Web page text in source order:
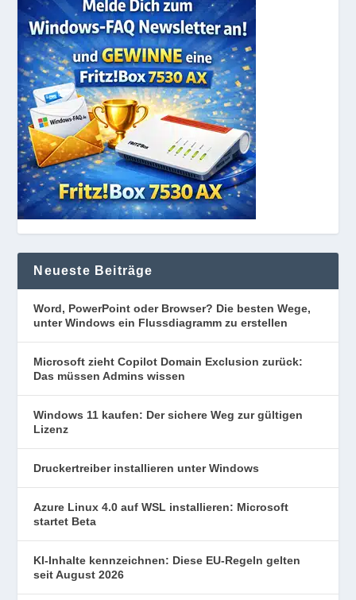
Neueste Beiträge
Word, PowerPoint oder Browser? Die besten Wege,
unter Windows ein Flussdiagramm zu erstellen
Microsoft zieht Copilot Domain Exclusion zurück:
Das müssen Admins wissen
Windows 11 kaufen: Der sichere Weg zur gültigen
Lizenz
Druckertreiber installieren unter Windows
Azure Linux 4.0 auf WSL installieren: Microsoft
startet Beta
KI-Inhalte kennzeichnen: Diese EU-Regeln gelten
seit August 2026